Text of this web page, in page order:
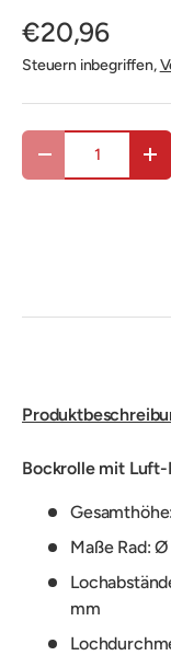
€20,96
Steuern inbegriffen,
Anzahl
Menge verringern
Bockrolle mit Luft-
Maße Rad:
mm